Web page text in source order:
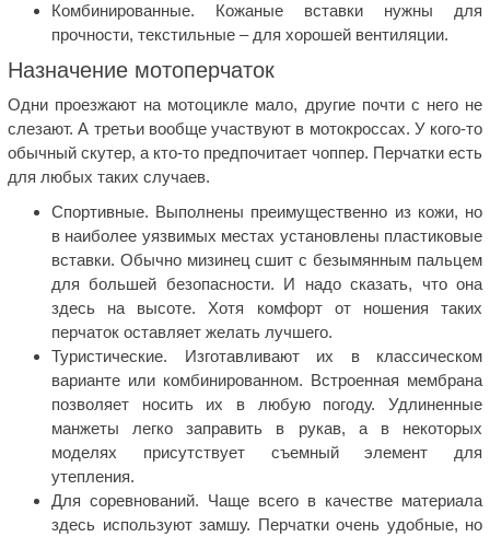
Комбинированные. Кожаные вставки нужны для
прочности, текстильные – для хорошей вентиляции.
Назначение мотоперчаток
Одни проезжают на мотоцикле мало, другие почти с него не
слезают. А третьи вообще участвуют в мотокроссах. У кого-то
обычный скутер, а кто-то предпочитает чоппер. Перчатки есть
для любых таких случаев.
Спортивные. Выполнены преимущественно из кожи, но
в наиболее уязвимых местах установлены пластиковые
вставки. Обычно мизинец сшит с безымянным пальцем
для большей безопасности. И надо сказать, что она
здесь на высоте. Хотя комфорт от ношения таких
перчаток оставляет желать лучшего.
Туристические. Изготавливают их в классическом
варианте или комбинированном. Встроенная мембрана
позволяет носить их в любую погоду. Удлиненные
манжеты легко заправить в рукав, а в некоторых
моделях присутствует съемный элемент для
утепления.
Для соревнований. Чаще всего в качестве материала
здесь используют замшу. Перчатки очень удобные, но